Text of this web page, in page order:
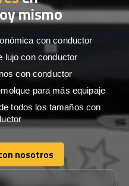
mismo
con conductor
lujo con conductor
con conductor
para más equipaje
todos los tamaños con
nosotros
nosotros